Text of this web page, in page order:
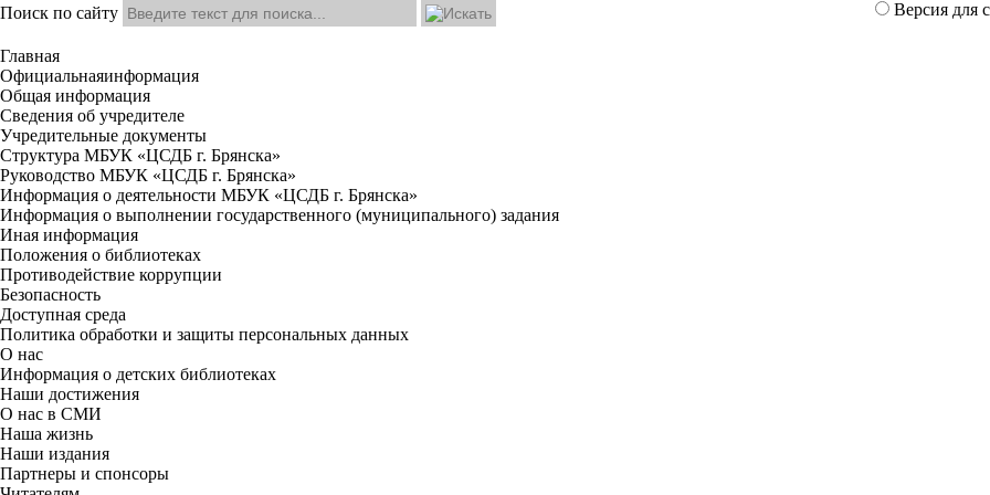
Поиск по сайту Версия для
Главная
Официальнаяинформация
Общая информация
Сведения об учредителе
Учредительные документы
Структура МБУК «ЦСДБ г. Брянска»
Руководство МБУК «ЦСДБ г. Брянска»
Информация о деятельности МБУК «ЦСДБ г. Брянска»
Информация о выполнении государственного (муниципального) задания
Иная информация
Положения о библиотеках
Противодействие коррупции
Безопасность
Доступная среда
Политика обработки и защиты персональных данных
О нас
Информация о детских библиотеках
Наши достижения
О нас в СМИ
Наша жизнь
Наши издания
Партнеры и спонсоры